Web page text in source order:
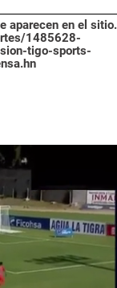
aparecen en el sitio.
1485628-
tigo-sports-